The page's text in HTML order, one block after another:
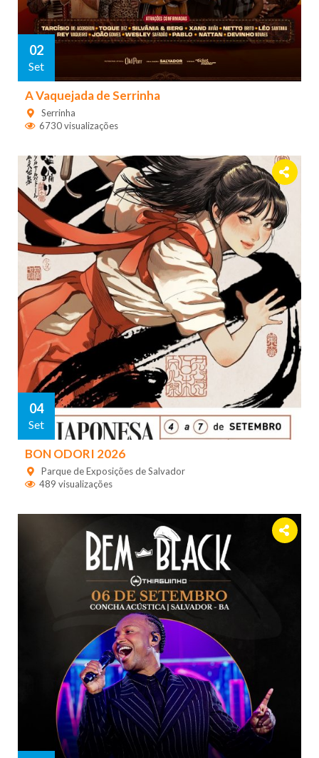
02
Set
A Vaquejada de Serrinha
Serrinha
6730 visualizações
04
Set
BON ODORI 2026
Parque de Exposições de Salvador
489 visualizações